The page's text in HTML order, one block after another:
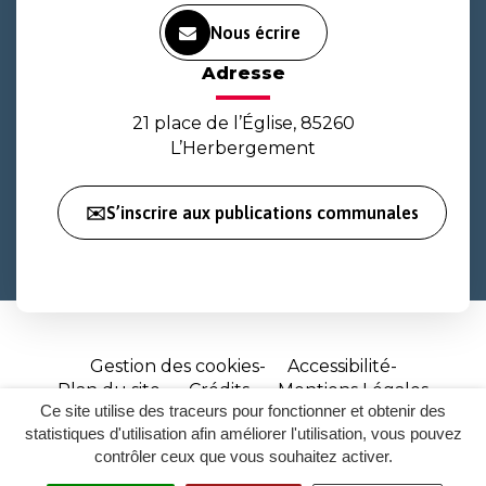
Ce site utilise des traceurs pour fonctionner et obtenir des
statistiques d'utilisation afin améliorer l'utilisation, vous pouvez
contrôler ceux que vous souhaitez activer.
Nous écrire
Adresse
21 place de l’Église, 85260
L’Herbergement
✉️S’inscrire aux publications communales
Gestion des cookies
Accessibilité
Plan du site
Crédits
Mentions Légales
Site
réalisé
par